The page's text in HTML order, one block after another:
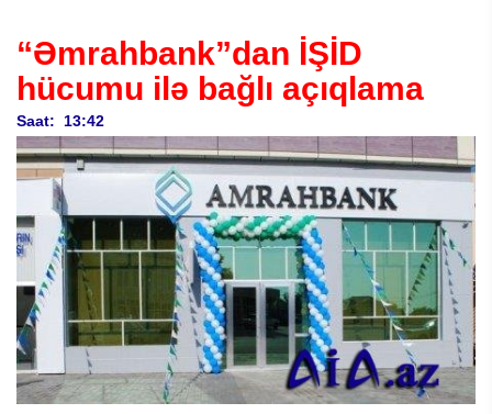
“Əmrahbank”dan İŞİD
hücumu ilə bağlı açıqlama
Saat: 13:42